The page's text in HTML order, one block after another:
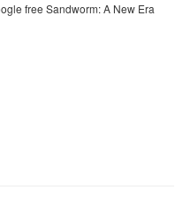
free Sandworm: A New Era